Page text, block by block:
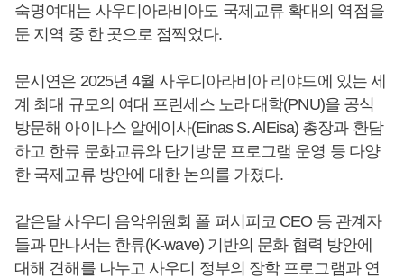
숙명여대는 사우디아라비아도 국제교류 확대의 역점을
둔 지역 중 한 곳으로 점찍었다.
문시연은 2025년 4월 사우디아라비아 리야드에 있는 세
계 최대 규모의 여대 프린세스 노라 대학(PNU)을 공식
방문해 아이나스 알에이사(Einas S. AlEisa) 총장과 환담
하고 한류 문화교류와 단기방문 프로그램 운영 등 다양
한 국제교류 방안에 대한 논의를 가졌다.
같은달 사우디 음악위원회 폴 퍼시피코 CEO 등 관계자
들과 만나서는 한류(K-wave) 기반의 문화 협력 방안에
대해 견해를 나누고 사우디 정부의 장학 프로그램과 연